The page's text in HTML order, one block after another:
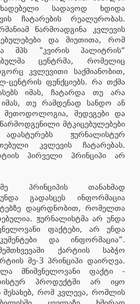
სადავოდ ხდიდა
ჩატარების რეალურობას.
წარმოადგინა კვლევის
და მიუთითა, რომ
შპს "კვირის პალიტრის“
ცენტრმა, რომელიც
კვლევითი საქმიანობით,
ცენტრის ფუნქციებს. რა თქმა
იმას, ჩატარდა თუ არა
თუ რამდენად სანდო ან
მეთოდოლოგია, შედეგები და
მტკიცებულებები
ჟურნალისტურ
კვლევის ჩატარებას.
პირველი პრინციპი არ
პრინციპის თანახმად
გადასცეს ინფორმაცია
დაყრდნობით, რომელთა
ჟურნალისტმა არ უნდა
ფაქტები, არ უნდა
და ინფორმაცია”.
ქარტიის საბჭო
მე-3 პრინციპი დაირღვა.
მნიშვნელოვანი ფაქტი -
პროდუქტში არ იყო
შესახებ, რომ კვლევა, რომლის